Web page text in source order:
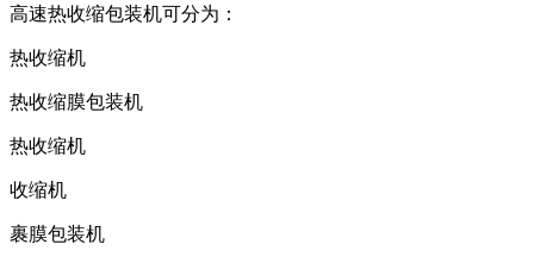
高速热收缩包装机可分为：
热收缩机
热收缩膜包装机
热收缩机
收缩机
裹膜包装机